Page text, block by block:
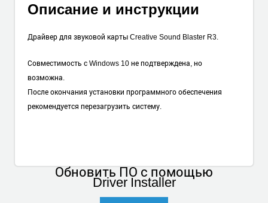
Описание и инструкции
Драйвер для звуковой карты Creative Sound Blaster R3.
Совместимость с Windows 10 не подтверждена, но
возможна.
После окончания установки программного обеспечения
рекомендуется перезагрузить систему.
Обновить ПОс помощью
Driver Installer